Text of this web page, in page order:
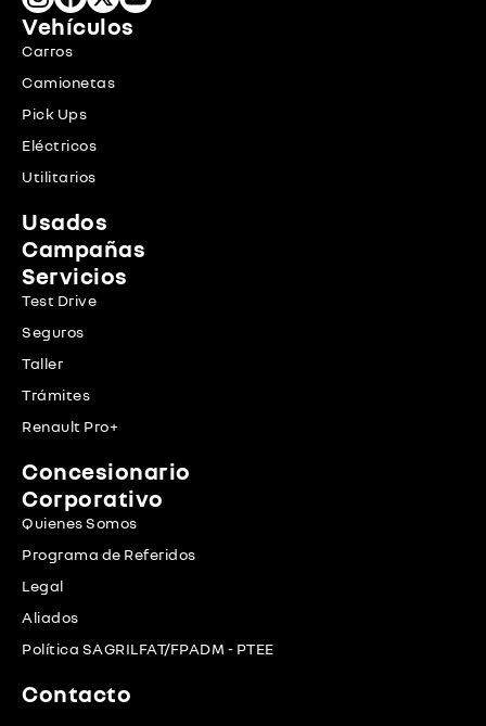
Vehículos
Carros
Camionetas
Pick Ups
Eléctricos
Utilitarios
Usados
Campañas
Servicios
Test Drive
Seguros
Taller
Trámites
Renault Pro+
Concesionario
Corporativo
Quienes Somos
Programa de Referidos
Legal
Aliados
Política SAGRILFAT/FPADM - PTEE
Contacto